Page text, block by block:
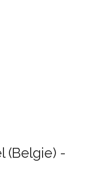
(Belgie) -